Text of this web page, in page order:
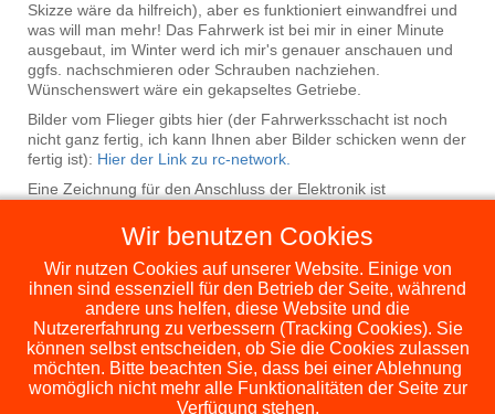
Skizze wäre da hilfreich), aber es funktioniert einwandfrei und
was will man mehr! Das Fahrwerk ist bei mir in einer Minute
ausgebaut, im Winter werd ich mir's genauer anschauen und
ggfs. nachschmieren oder Schrauben nachziehen.
Wünschenswert wäre ein gekapseltes Getriebe.
Bilder vom Flieger gibts hier (der Fahrwerksschacht ist noch
nicht ganz fertig, ich kann Ihnen aber Bilder schicken wenn der
fertig ist): Hier der Link zu rc-network.
Eine Zeichnung für den Anschluss der Elektronik ist
geschmiert und darüber ein Klarsichtschrumpfschlauch
montiert. Damit ist das Getriebe vor Schmutz geschützt und
man sieht dazu.
Kategorie:elektrische ezfw
Veröffentlicht: 28. Oktober 2016
Zugriffe: 92832
Wir benutzen Cookies
Wir nutzen Cookies auf unserer Website. Einige von
ihnen sind essenziell für den Betrieb der Seite, während
andere uns helfen, diese Website und die
Nutzererfahrung zu verbessern (Tracking Cookies). Sie
können selbst entscheiden, ob Sie die Cookies zulassen
möchten. Bitte beachten Sie, dass bei einer Ablehnung
womöglich nicht mehr alle Funktionalitäten der Seite zur
Verfügung stehen.